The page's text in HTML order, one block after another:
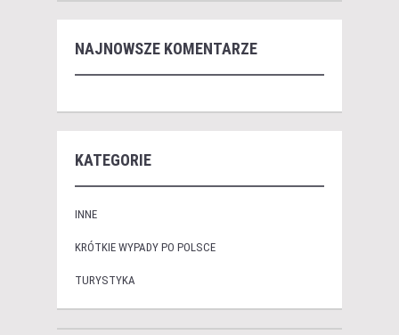
NAJNOWSZE KOMENTARZE
KATEGORIE
INNE
KRÓTKIE WYPADY PO POLSCE
TURYSTYKA